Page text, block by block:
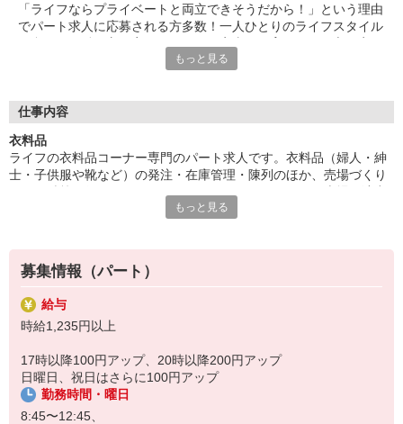
「ライフならプライベートと両立できそうだから！」という理由
でパート求人に応募される方多数！一人ひとりのライフスタイル
心！メリハリを大事にする風土が根付いているので、無理なく働
■意欲にしっかり応えます
一つである昇給制度では、できる仕事が増えていくほど時給もど
んどんアップ。だから楽しみながら新しい業務にチャレンジでき
るんです。がんばる人を応援するライフだからこそ、今スーパー
マーケット求人をお探しの方にオススメです！
もっと見る
仕事内容
衣料品
ライフの衣料品コーナー専門のパート求人です。衣料品（婦人・紳
士・子供服や靴など）の発注・在庫管理・陳列のほか、売場づくり
したり、お客さまとのちょっとした会話が楽しいお仕事！生活に密
もっと見る
募集情報（パート）
給与
時給1,235円以上
17時以降100円アップ、20時以降200円アップ
日曜日、祝日はさらに100円アップ
勤務時間・曜日
8:45〜12:45、